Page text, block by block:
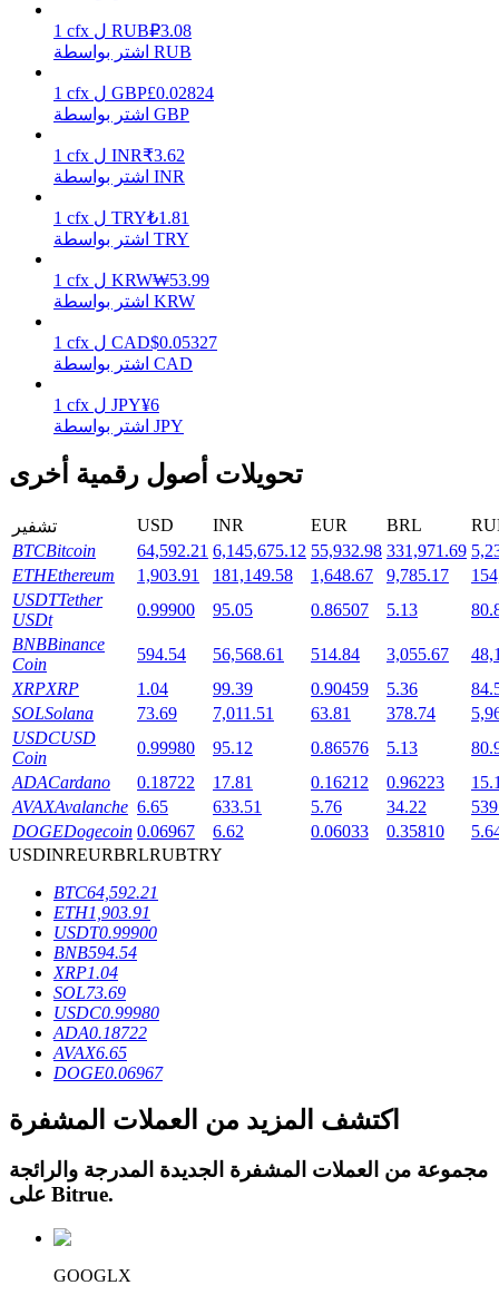
خنزير الطاقة
احصل على مكافآت تنافسية يوميًا
عوائد عالية والوصول الفوري
Launchpool
الرهان المرن لكسب العملات الرقمية الشهيرة
القروض
خدمة الاقتراض المدعومة بالعملات المشفرة
1 cfx ل RUB₽3.08
اشتر بواسطة RUB
1 cfx ل GBP£0.02824
اشتر بواسطة GBP
1 cfx ل INR₹3.62
اشتر بواسطة INR
1 cfx ل TRY₺1.81
اشتر بواسطة TRY
1 cfx ل KRW₩53.99
اشتر بواسطة KRW
1 cfx ل CAD$0.05327
اشتر بواسطة CAD
1 cfx ل JPY¥6
اشتر بواسطة JPY
تحويلات أصول رقمية أخرى
تشفير USD INR EUR BRL
BTCBitcoin 64,592.21 6,145,675.12 55,932.98 331,971.69
ETHEthereum 1,903.91 181,149.58 1,648.67 9,785.17
USDTTether
USDt
0.99900 95.05 0.86507 5.13
BNBBinance
Coin
594.54 56,568.61 514.84 3,055.67
XRPXRP 1.04 99.39 0.90459 5.36
SOLSolana 73.69 7,011.51 63.81 378.74
USDCUSD
Coin
0.99980 95.12 0.86576 5.13
ADACardano 0.18722 17.81 0.16212 0.96223
AVAXAvalanche 6.65 633.51 5.76 34.22
DOGEDogecoin 0.06967 6.62 0.06033 0.35810
USDINREURBRLRUBTRY
BTC64,592.21
ETH1,903.91
USDT0.99900
BNB594.54
XRP1.04
SOL73.69
USDC0.99980
ADA0.18722
AVAX6.65
DOGE0.06967
اكتشف المزيد من العملات المشفرة
مجموعة من العملات المشفرة الجديدة المدرجة والرائجة
Bitrue.
GOOGLX